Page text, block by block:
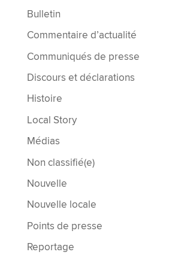
Bulletin
Commentaire d’actualité
Communiqués de presse
Discours et déclarations
Histoire
Local Story
Médias
Non classifié(e)
Nouvelle
Nouvelle locale
Points de presse
Reportage